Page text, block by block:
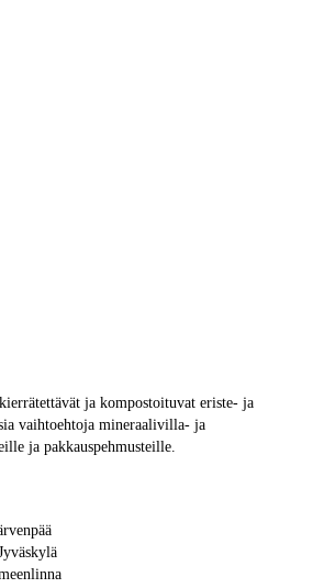
ja kompostoituvat eriste- ja
vaihtoehtoja mineraalivilla- ja
ja pakkauspehmusteille.